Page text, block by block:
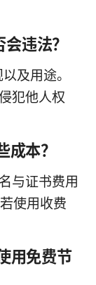
违法？
及用途。
犯他人权
本？
与证书费用
使用收费
用免费节